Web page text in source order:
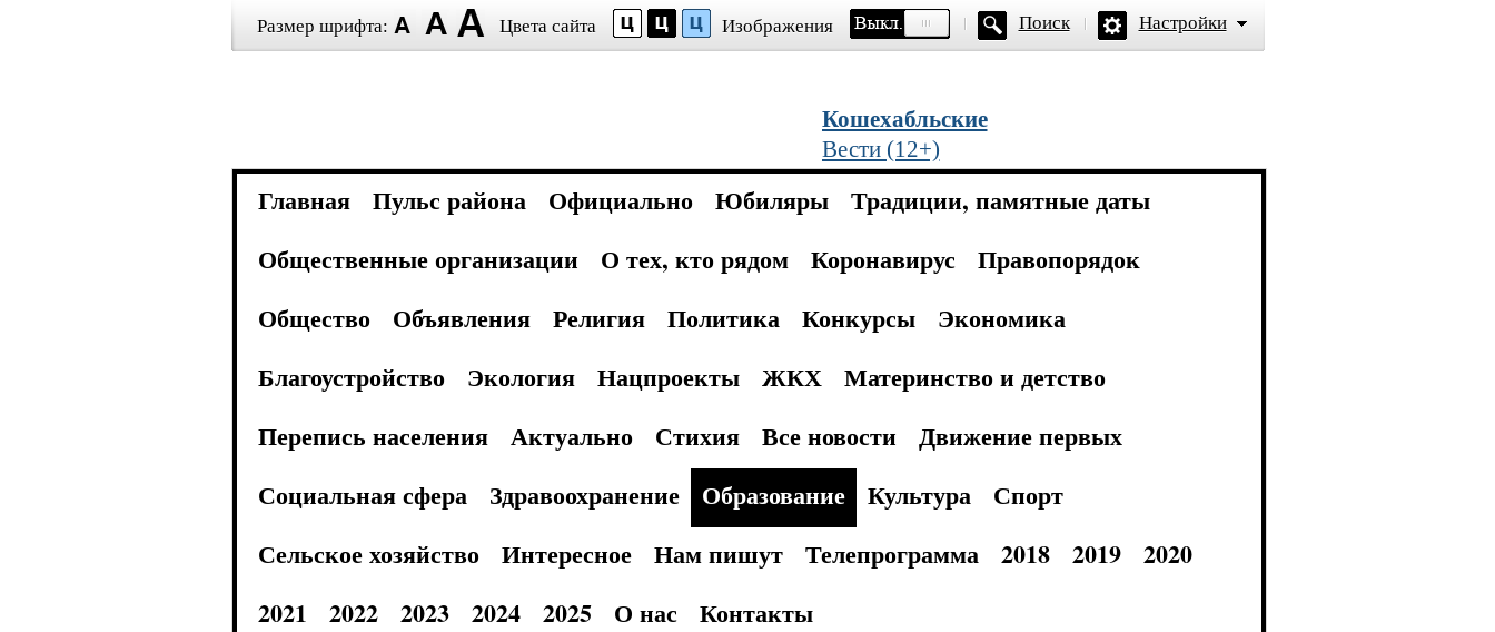
Размер шрифта: Цвета сайта Изображения Поиск Настройки
Кошехабльские
Вести (12+)
Главная Пульс района Официально Юбиляры
Традиции, памятные даты
Общественные организации
О тех, кто рядом Коронавирус
Правопорядок
Общество
Объявления Религия Политика Конкурсы
Экономика
Благоустройство
Экология Нацпроекты ЖКХ
Материнство и детство
Перепись населения
Актуально Стихия Все новости
Движение первых
Социальная сфера
Здравоохранение Образование Культура
Спорт
Сельское хозяйство
Интересное Нам пишут Телепрограмма 2018 2019
2020
2021
2022 2023 2024 2025 О нас Контакты